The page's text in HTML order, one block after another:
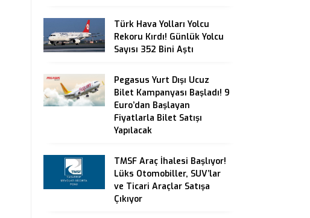
Türk Hava Yolları Yolcu
Rekoru Kırdı! Günlük Yolcu
Sayısı 352 Bini Aştı
Pegasus Yurt Dışı Ucuz
Bilet Kampanyası Başladı! 9
Euro’dan Başlayan
Fiyatlarla Bilet Satışı
Yapılacak
TMSF Araç İhalesi Başlıyor!
Lüks Otomobiller, SUV’lar
ve Ticari Araçlar Satışa
Çıkıyor